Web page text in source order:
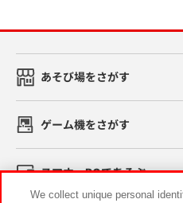
あそび場をさがす
ゲーム機をさがす
スマホ・PCであそぶ
We collect unique personal